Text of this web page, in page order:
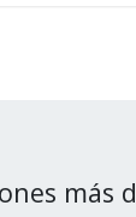
más